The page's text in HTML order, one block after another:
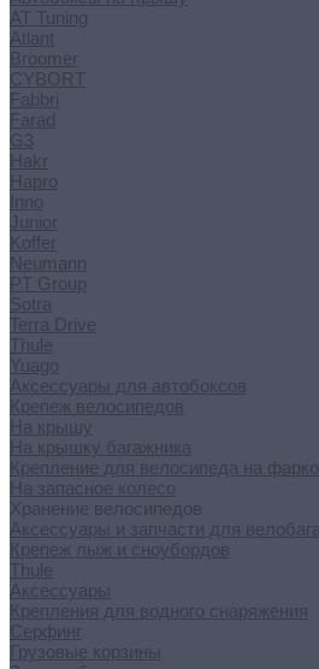
AT Tuning
Atlant
Broomer
CYBORT
Fabbri
Farad
G3
Hakr
Hapro
Inno
Junior
Koffer
Neumann
PT Group
Sotra
Terra Drive
Thule
Yuago
Аксессуары для автобоксов
Крепеж велосипедов
На крышу
На крышку багажника
Крепление для велосипеда на
На запасное колесо
Хранение велосипедов
Аксессуары и запчасти для
Крепеж лыж и сноубордов
Thule
Аксессуары
Крепления для водного снаряжения
Серфинг
Грузовые корзины